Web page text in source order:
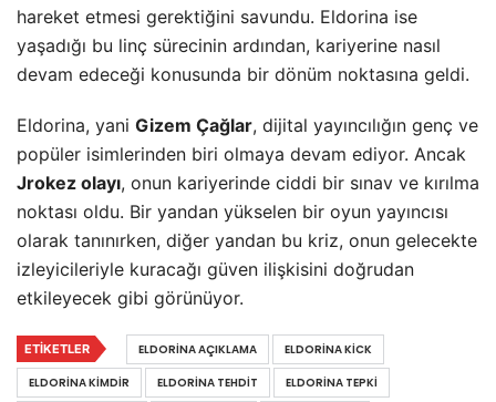
hareket etmesi gerektiğini savundu. Eldorina ise
yaşadığı bu linç sürecinin ardından, kariyerine nasıl
devam edeceği konusunda bir dönüm noktasına geldi.
Eldorina, yani Gizem Çağlar, dijital yayıncılığın genç ve
popüler isimlerinden biri olmaya devam ediyor. Ancak
Jrokez olayı, onun kariyerinde ciddi bir sınav ve kırılma
noktası oldu. Bir yandan yükselen bir oyun yayıncısı
olarak tanınırken, diğer yandan bu kriz, onun gelecekte
izleyicileriyle kuracağı güven ilişkisini doğrudan
etkileyecek gibi görünüyor.
ETIKETLER ELDORINA AÇIKLAMA
ELDORINA KICK
ELDORINA KIMDIR
ELDORINA TEHDIT
ELDORINA TEPKI